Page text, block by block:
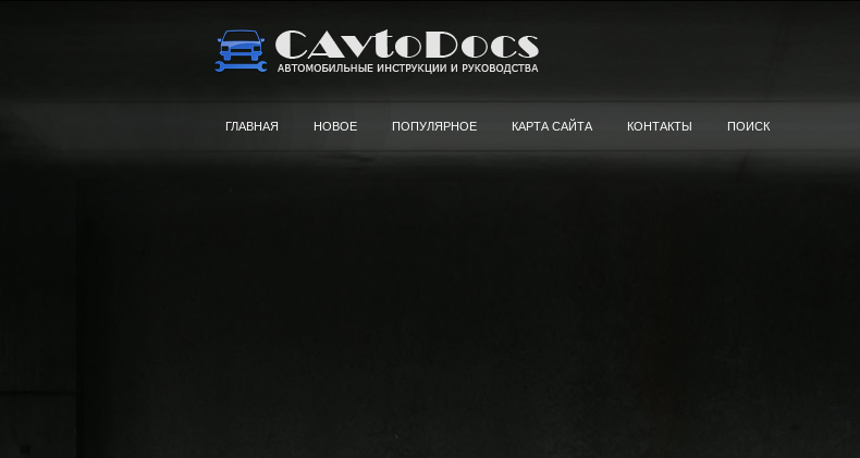
ГЛАВНАЯ НОВОЕ ПОПУЛЯРНОЕ КАРТА САЙТА КОНТАКТЫ ПОИСК